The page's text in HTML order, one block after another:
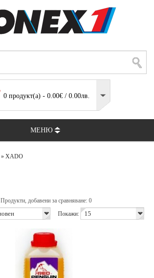
0 продукт(а) - 0.00€ / 0.00лв.
МЕНЮ
» XADO
Продукти, добавени за сравняване: 0
Покажи: